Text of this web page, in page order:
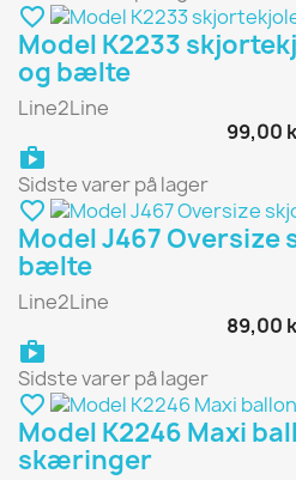
favorite_border
Model K2233
og bælte
Line2Line
99,00
shopping_bag
Sidste varer på lager
favorite_border
Model J467
bælte
Line2Line
89,00
shopping_bag
Sidste varer på lager
favorite_border
Model K2246 Maxi
skæringer